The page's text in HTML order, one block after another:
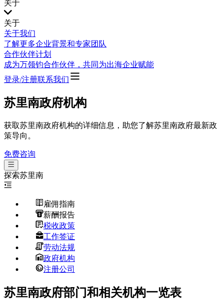
关于
关于
关于我们
了解更多企业背景和专家团队
合作伙伴计划
成为万领钧合作伙伴，共同为出海企业赋能
登录/注册联系我们
苏里南政府机构
获取苏里南政府机构的详细信息，助您了解苏里南政府最新政
策导向。
免费咨询
探索苏里南
雇佣指南
薪酬报告
税收政策
工作签证
劳动法规
政府机构
注册公司
苏里南政府部门和相关机构一览表